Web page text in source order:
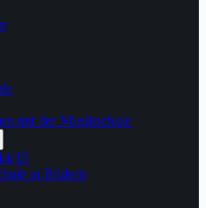
mit der Musikschule
15
in Bildern